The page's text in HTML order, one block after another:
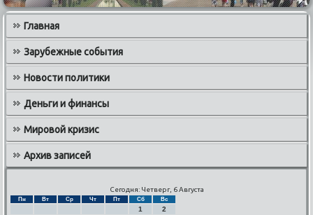
Главная
Зарубежные события
Новости политики
Деньги и финансы
Мировой кризис
Архив записей
Сегодня: Четверг, 6 Августа
Пн Вт Ср Чт Пт Сб Вс
1
2